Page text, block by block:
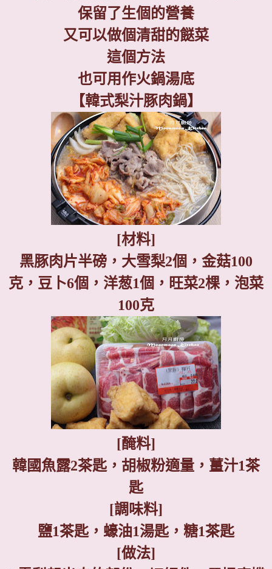
保留了生個的營養
又可以做個清甜的餸菜
這個方法
也可用作火鍋湯底
【韓式梨汁豚肉鍋】
[材料]
黑豚肉片半磅，大雪梨2個，金菇100
克，豆卜6個，洋葱1個，旺菜2棵，泡菜
100克
[醃料]
韓國魚露2茶匙，胡椒粉適量，薑汁1茶
匙
[調味料]
鹽1茶匙，蠔油1湯匙，糖1茶匙
[做法]